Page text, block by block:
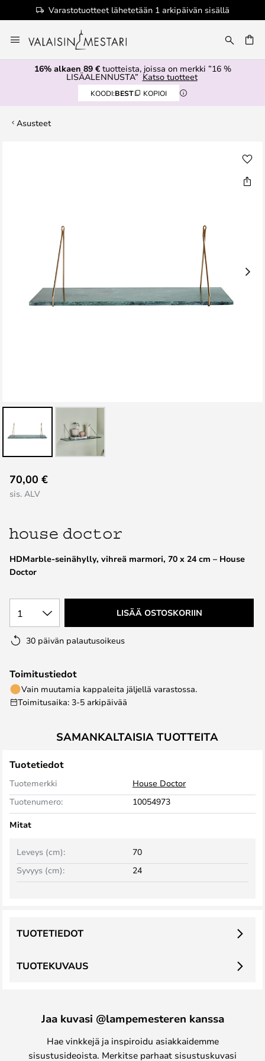
Varastotuotteet lähetetään 1 arkipäivän sisällä
to
Content
16% alkaen 89 €tuotteista, joissa on merkki ”16 %
LISÄALENNUSTA” Katso tuotteet
KOODI:BEST KOPIOI
Asusteet
to
the
of
the
images
gallery
HDMarble-seinähylly, vihreä marmori, 70 x 24 cm – House
Doctor
70,00 €
sis. ALV
1 LISÄÄ OSTOSKORIIN
30 päivän palautusoikeus
Toimitustiedot
Vain muutamia kappaleita jäljellä varastossa.
Toimitusaika: 3-5 arkipäivää
SAMANKALTAISIA TUOTTEITA
Tuotetiedot
Tuotemerkki
House Doctor
Tuotenumero:
10054973
Mitat
Leveys (cm):
70
Syvyys (cm):
24
TUOTEKUVAUS
TUOTETIEDOT
Jaa kuvasi @lampemesteren kanssa
Hae vinkkejä ja inspiroidu asiakkaidemme
sisustusideoista. Merkitse parhaat sisustuskuvasi